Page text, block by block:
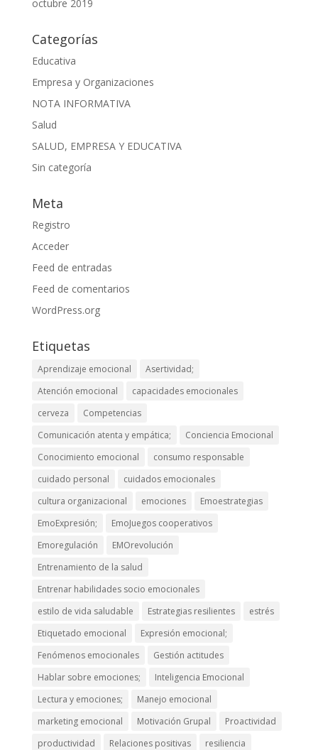
octubre 2019
Categorías
Educativa
Empresa y Organizaciones
NOTA INFORMATIVA
Salud
SALUD, EMPRESA Y EDUCATIVA
Sin categoría
Meta
Registro
Acceder
Feed de entradas
Feed de comentarios
WordPress.org
Etiquetas
Aprendizaje emocional
Asertividad;
Atención emocional
capacidades emocionales
cerveza
Competencias
Comunicación atenta y empática;
Conciencia Emocional
Conocimiento emocional
consumo responsable
cuidado personal
cuidados emocionales
cultura organizacional
emociones
Emoestrategias
EmoExpresión;
EmoJuegos cooperativos
Emoregulación
EMOrevolución
Entrenamiento de la salud
Entrenar habilidades socio emocionales
estilo de vida saludable
Estrategias resilientes
estrés
Etiquetado emocional
Expresión emocional;
Fenómenos emocionales
Gestión actitudes
Hablar sobre emociones;
Inteligencia Emocional
Lectura y emociones;
Manejo emocional
marketing emocional
Motivación Grupal
Proactividad
productividad
Relaciones positivas
resiliencia